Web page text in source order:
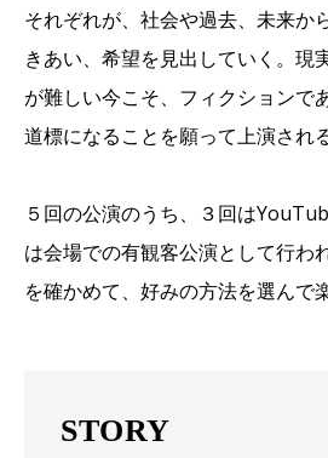
それぞれが、社会や過去、未来か
きあい、希望を見出していく。現
が難しい今こそ、フィクションで
道標になることを願って上演される
５回の公演のうち、３回は
は会場での有観客公演として行わ
を確かめて、好みの方法を選んで
STORY